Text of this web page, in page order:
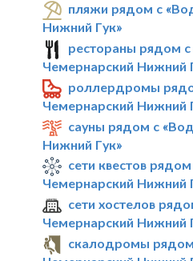
пляжи рядом с
Нижний Гук»
рестораны рядом
Чемернарский Нижний
роллердромы
Чемернарский Нижний
сауны рядом с
Нижний Гук»
сети квестов
Чемернарский Нижний
сети хостелов
Чемернарский Нижний
скалодромы